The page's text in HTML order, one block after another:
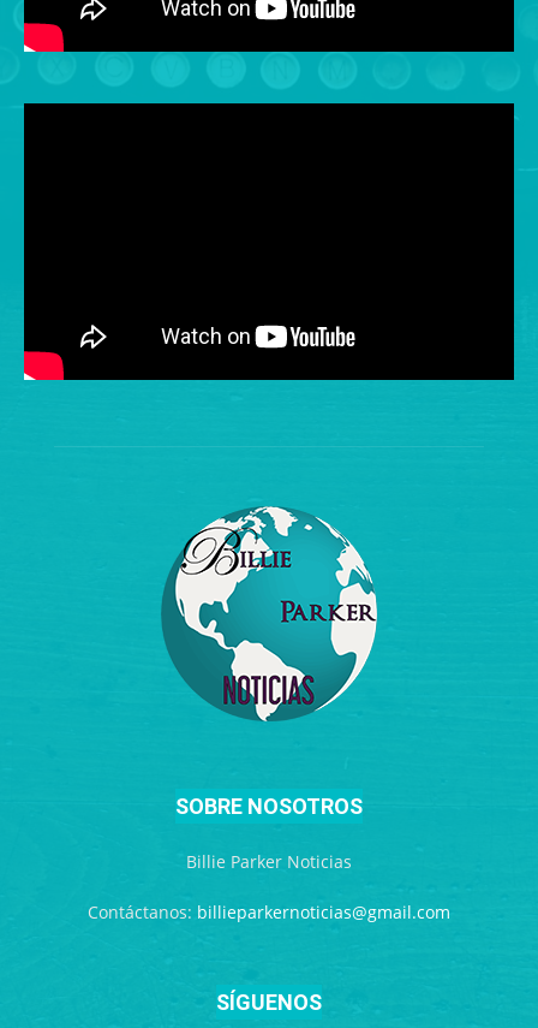
SOBRE NOSOTROS
Billie Parker Noticias
Contáctanos: billieparkernoticias@gmail.com
SÍGUENOS